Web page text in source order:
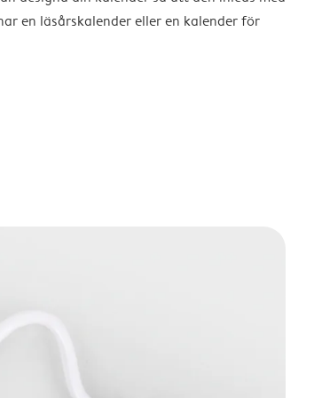
en läsårskalender eller en kalender för